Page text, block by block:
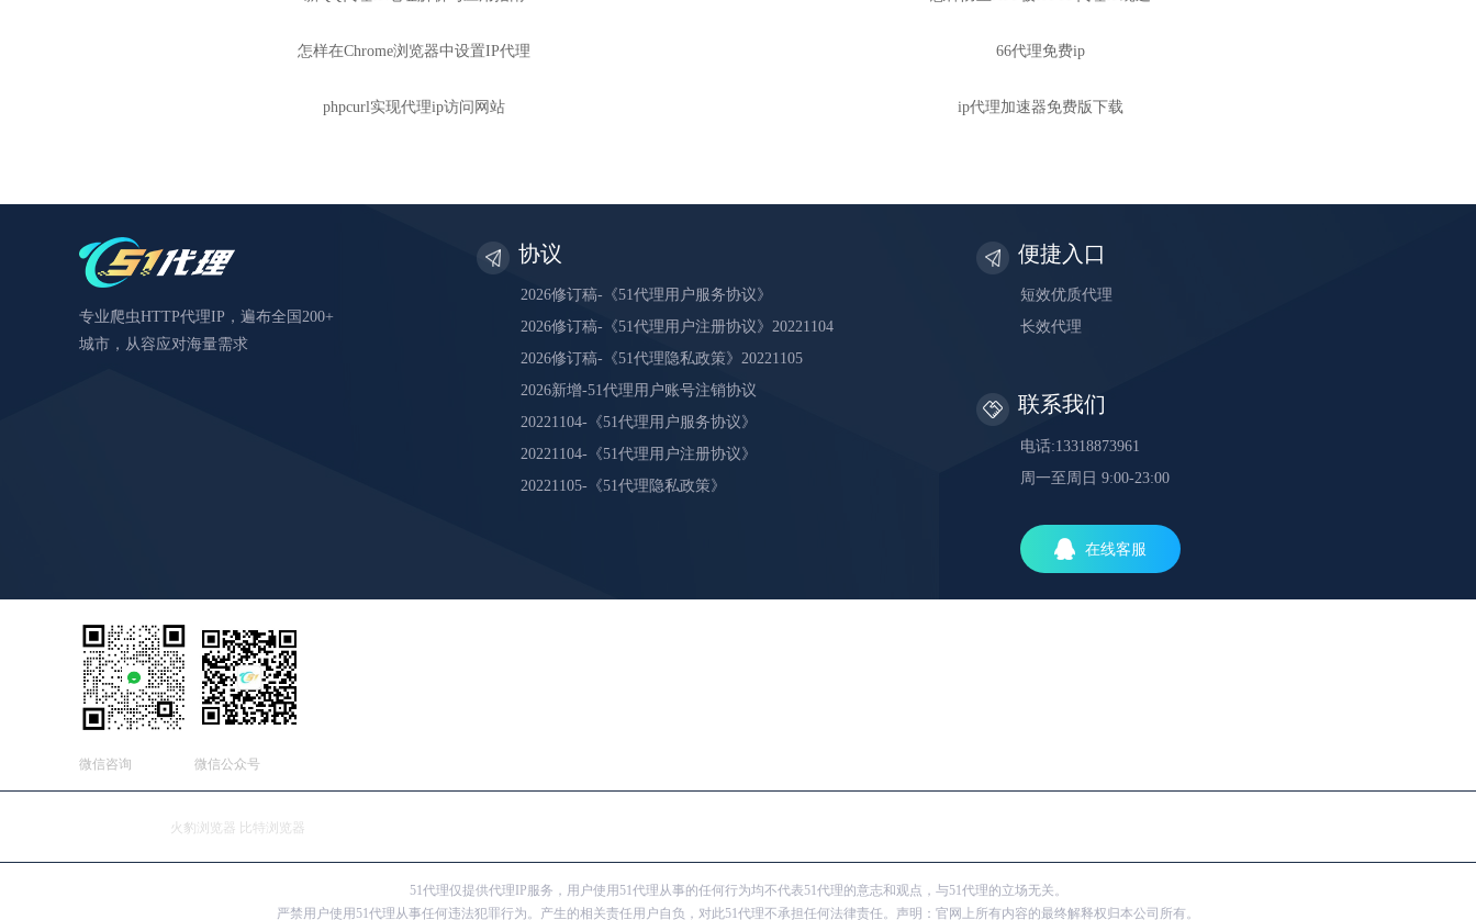
怎样在Chrome浏览器中设置IP代理 66代理免费ip
phpcurl实现代理ip访问网站 ip代理加速器免费版下载
专业爬虫HTTP代理IP，遍布全国200+
城市，从容应对海量需求
协议
2026修订稿-《51代理用户服务协议》
2026修订稿-《51代理用户注册协议》20221104
2026修订稿-《51代理隐私政策》20221105
2026新增-51代理用户账号注销协议
20221104-《51代理用户服务协议》
20221104-《51代理用户注册协议》
20221105-《51代理隐私政策》
便捷入口
短效优质代理
长效代理
联系我们
电话:13318873961
周一至周日 9:00-23:00
在线客服
微信咨询 微信公众号
火豹浏览器 比特浏览器
51代理仅提供代理IP服务，用户使用51代理从事的任何行为均不代表51代理的意志和观点，与51代理的立场无关。
严禁用户使用51代理从事任何违法犯罪行为。产生的相关责任用户自负，对此51代理不承担任何法律责任。声明：官网上所有内容的最终解释权归本公司所有。